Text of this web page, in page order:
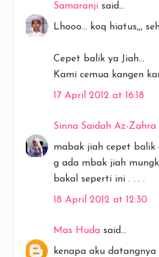
Samaranji said...
Lhooo... koq hiatus,,,
Cepet balik ya Jiah...
Kami cemua kangen
17 April 2012 at 16:18
Sinna Saidah Az-Zahra
mabak jiah cepet balik
g ada mbak jiah
bakal seperti ini . . . .
18 April 2012 at 12:30
Mas Huda said...
kenapa aku